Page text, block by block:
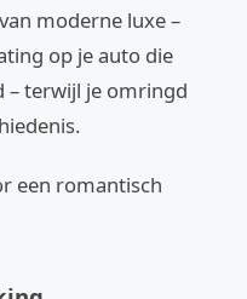
moderne luxe –
op je auto die
– terwijl je omringd
een romantisch